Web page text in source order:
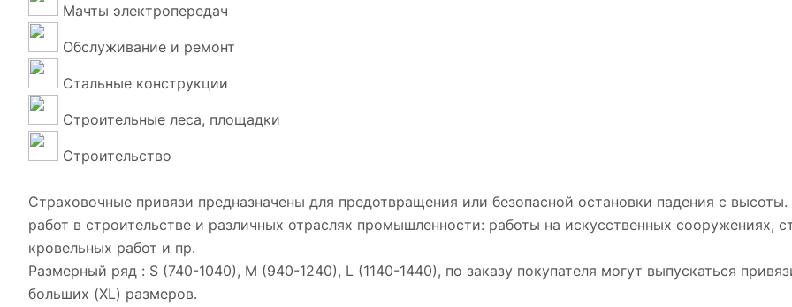
Мачты электропередач
Обслуживание и ремонт
Стальные конструкции
Строительные леса, площадки
Строительство
Страховочные привязи предназначены для предотвращения или безопасной остановки падения с
работ в строительстве и различных отраслях промышленности: работы на искусственных сооружениях,
кровельных работ и пр.
Размерный ряд : S (740-1040), M (940-1240), L (1140-1440), по заказу покупателя могут выпускаться
больших (XL) размеров.